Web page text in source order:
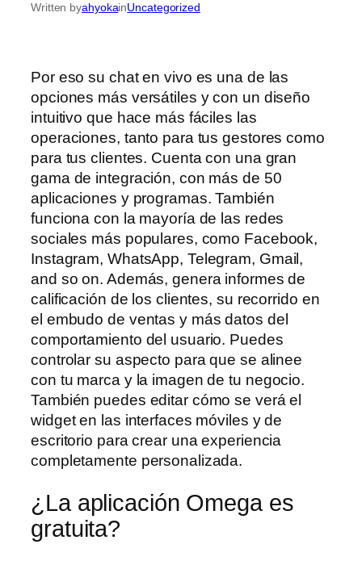
Written byahyokainUncategorized
Por eso su chat en vivo es una de las
opciones más versátiles y con un diseño
intuitivo que hace más fáciles las
operaciones, tanto para tus gestores como
para tus clientes. Cuenta con una gran
gama de integración, con más de 50
aplicaciones y programas. También
funciona con la mayoría de las redes
sociales más populares, como Facebook,
Instagram, WhatsApp, Telegram, Gmail,
and so on. Además, genera informes de
calificación de los clientes, su recorrido en
el embudo de ventas y más datos del
comportamiento del usuario. Puedes
controlar su aspecto para que se alinee
con tu marca y la imagen de tu negocio.
También puedes editar cómo se verá el
widget en las interfaces móviles y de
escritorio para crear una experiencia
completamente personalizada.
¿La aplicación Omega es
gratuita?